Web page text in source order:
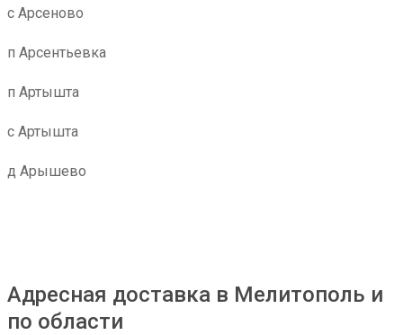
с Арсеново
п Арсентьевка
п Артышта
с Артышта
д Арышево
Адресная доставка в Мелитополь и
по области